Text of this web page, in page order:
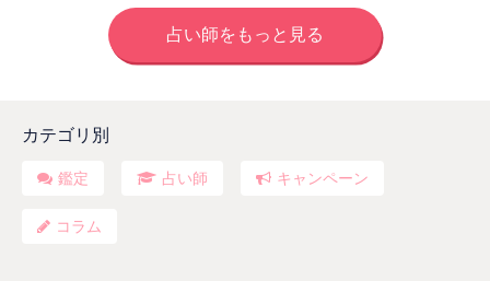
占い師をもっと見る
カテゴリ別
鑑定 占い師 キャンペーン
コラム